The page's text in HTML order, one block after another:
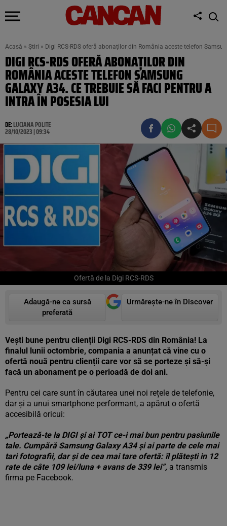
Acasă » Știri » Digi RCS-RDS oferă abonaților din România aceste telefon
DIGI RCS-RDS OFERĂ ABONAȚILOR DIN
ROMÂNIA ACESTE TELEFON SAMSUNG
GALAXY A34. CE TREBUIE SĂ FACI PENTRU A
INTRA ÎN POSESIA LUI
DE:LUCIANA POLITE
28/10/2023 | 09:34
Ofertă de la Digi RCS-RDS
Adaugă-ne ca sursă
preferată
Urmărește-ne în Discover
Vești bune pentru clienții Digi RCS-RDS din România! La
finalul lunii octombrie, compania a anunțat că vine cu o
ofertă nouă pentru clienții care vor să se porteze și să-și
facă un abonament pe o perioadă de doi ani.
Pentru cei care sunt în căutarea unei noi rețele de telefonie,
dar și a unui smartphone performant, a apărut o ofertă
accesibilă oricui:
„Portează-te la DIGI și ai TOT ce-i mai bun pentru pasiunile
tale. Cumpără Samsung Galaxy A34 și ai parte de cele mai
tari fotografii, dar și de cea mai tare ofertă: îl plătești in 12
rate de câte 109 lei/luna + avans de 339 lei”, a transmis
firma pe Facebook.